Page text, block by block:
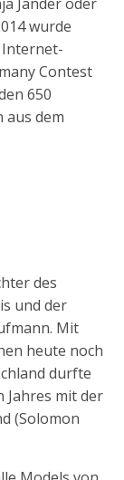
Jander oder
wurde
Internet-
Contest
650
aus dem
des
und der
Mit
heute noch
durfte
Jahres mit der
(Solomon